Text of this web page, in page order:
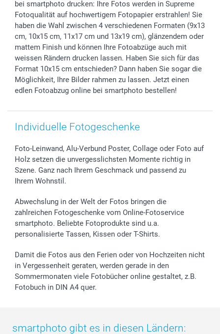
Geschenk-Gutscheine (PDF)
Partnerprogramme
Investor Relations
B2B smartbusiness
Widerrufsrecht
Hochzeit
Geburtstag
Geburt
Zu allen Anlässen
Zahlungsmöglichkeiten
Anmelden /Registrieren
Sitemap
Status der Bestellung
smartfriends
smartgarantie
smartbonus
bei smartphoto drucken: Ihre Fotos werden in Supreme
Fotoqualität auf hochwertigem Fotopapier erstrahlen! Sie
haben die Wahl zwischen 4 verschiedenen Formaten (9x13
cm, 10x15 cm, 11x17 cm und 13x19 cm), glänzendem oder
mattem Finish und können Ihre Fotoabzüge auch mit
weissen Rändern drucken lassen. Haben Sie sich für das
Format 10x15 cm entschieden? Dann haben Sie sogar die
Möglichkeit, Ihre Bilder rahmen zu lassen. Jetzt einen
edlen Fotoabzug online bei smartphoto bestellen!
Individuelle Fotogeschenke
Foto-Leinwand, Alu-Verbund Poster, Collage oder Foto auf
Holz setzen die unvergesslichsten Momente richtig in
Szene. Ganz nach Ihrem Geschmack und passend zu
Ihrem Wohnstil.
Abwechslung in der Welt der Fotos bringen die
zahlreichen Fotogeschenke vom Online-Fotoservice
smartphoto. Beliebte Fotoprodukte sind u.a.
personalisierte Tassen, Kissen oder T-Shirts.
Damit die Fotos aus den Ferien oder von Hochzeiten nicht
in Vergessenheit geraten, werden gerade in den
Sommermonaten viele Fotobücher online gestaltet, z.B.
Fotobuch in DIN A4 quer.
smartphoto gibt es in diesen Ländern: